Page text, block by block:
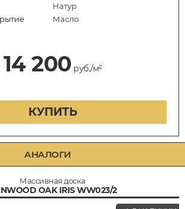
Натур
Масло
14 200 руб./м²
КУПИТЬ
АНАЛОГИ
Массивная доска
OAK IRIS WW023/2